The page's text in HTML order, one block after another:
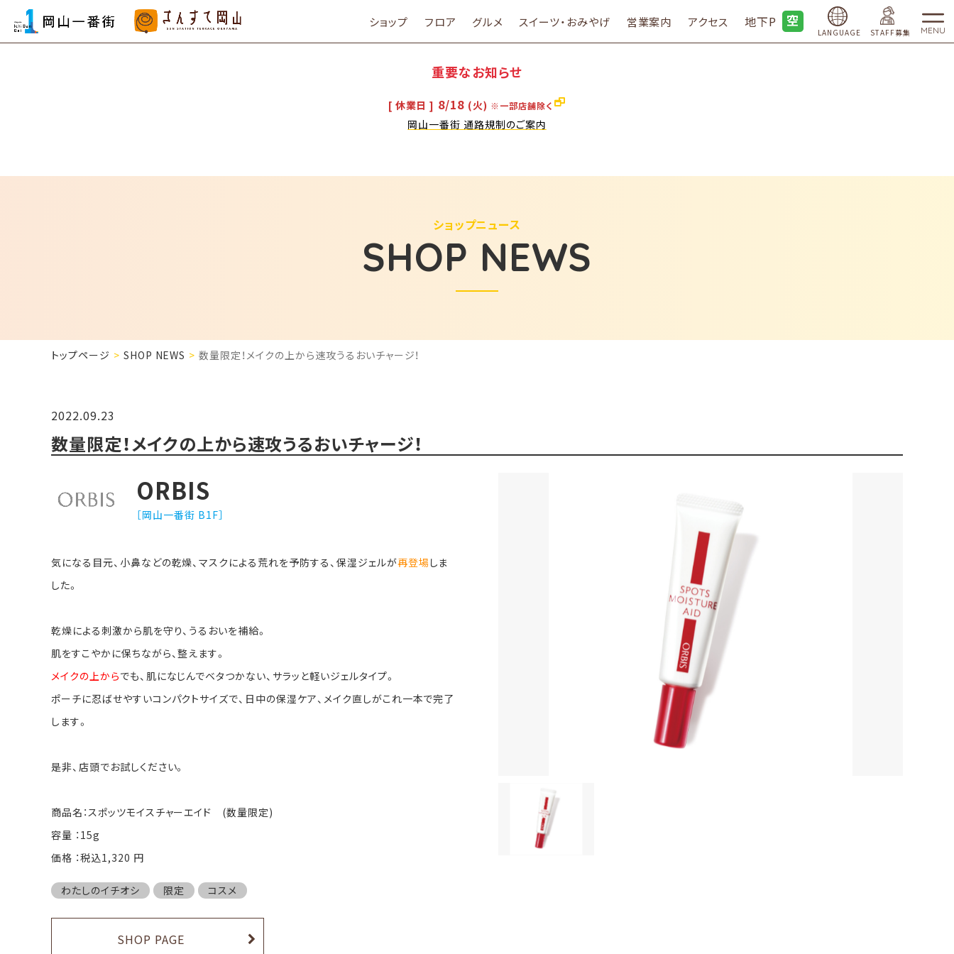
ショップ フロア グルメ スイーツ・おみやげ 営業案内 アクセス 地下P
LANGUAGE STAFF募集 MENU
重要なお知らせ
[ 休業日 ] 8/18 (火) ※一部店舗除く
岡山一番街 通路規制のご案内
SHOP NEWS
ショップニュース
トップページ SHOP NEWS 数量限定！メイクの上から速攻うるおいチャージ！
2022.09.23
数量限定！メイクの上から速攻うるおいチャージ！
ORBIS
［岡山一番街 B1F］
気になる目元、小鼻などの乾燥、マスクによる荒れを予防する、保湿ジェルが再登場 しま
した。
乾燥による刺激から肌を守り、うるおいを補給。
肌をすこやかに保ちながら、整えます。
メイクの上からでも、肌になじんでベタつかない、サラッと軽いジェルタイプ。
ポーチに忍ばせやすいコンパクトサイズで、日中の保湿ケア、メイク直しがこれ一本で完了
します。
是非、店頭でお試しください。
商品名：スポッツモイスチャーエイド (数量限定)
容量 ：15g
価格 ：税込1,320 円
わたしのイチオシ 限定 コスメ
SHOP PAGE